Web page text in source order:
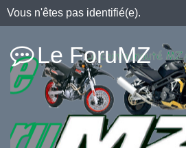
Vous n'êtes pas identifié(e).
Le ForuMZ